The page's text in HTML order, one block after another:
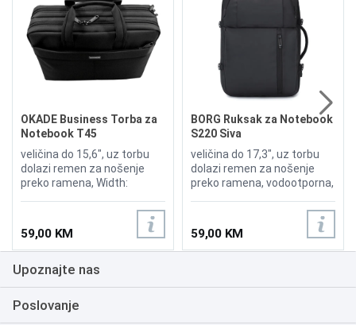
OKADE Business Torba za
Notebook T45
veličina do 15,6", uz torbu
dolazi remen za nošenje
preko ramena, Width:
59,00 KM
BORG Ruksak za Notebook
S220 Siva
veličina do 17,3", uz torbu
dolazi remen za nošenje
preko ramena, vodootporna,
59,00 KM
Upoznajte nas
Poslovanje